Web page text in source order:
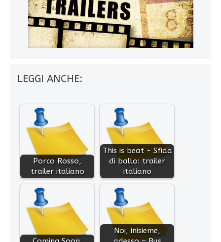
LEGGI ANCHE:
Porco Rosso,
trailer italiano
This is beat - Sfida
di ballo: trailer
italiano
Noi, inisieme,